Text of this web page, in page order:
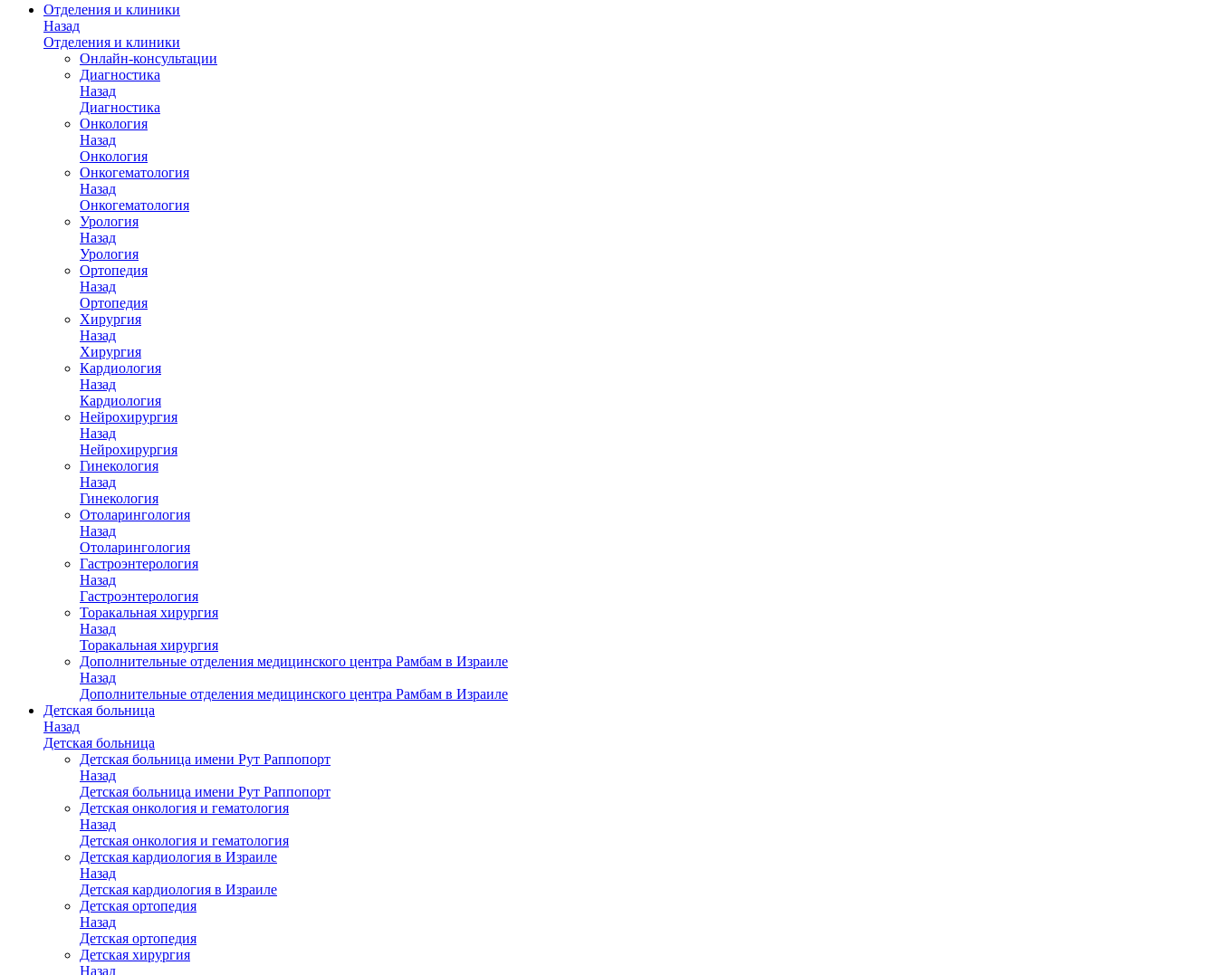
Отделения и клиники
Назад
Отделения и клиники
Онлайн-консультации
Диагностика
Назад
Диагностика
Онкология
Назад
Онкология
Онкогематология
Назад
Онкогематология
Урология
Назад
Урология
Ортопедия
Назад
Ортопедия
Хирургия
Назад
Хирургия
Кардиология
Назад
Кардиология
Нейрохирургия
Назад
Нейрохирургия
Гинекология
Назад
Гинекология
Отоларингология
Назад
Отоларингология
Гастроэнтерология
Назад
Гастроэнтерология
Торакальная хирургия
Назад
Торакальная хирургия
Дополнительные отделения медицинского центра Рамбам в Израиле
Назад
Дополнительные отделения медицинского центра Рамбам в Израиле
Детская больница
Назад
Детская больница
Детская больница имени Рут Раппопорт
Назад
Детская больница имени Рут Раппопорт
Детская онкология и гематология
Назад
Детская онкология и гематология
Детская кардиология в Израиле
Назад
Детская кардиология в Израиле
Детская ортопедия
Назад
Детская ортопедия
Детская хирургия
Назад